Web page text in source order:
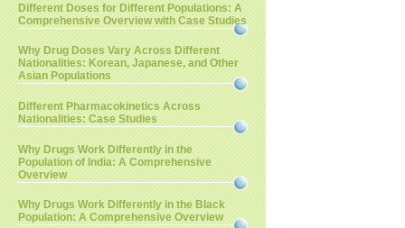
Different Doses for Different Populations: A
Comprehensive Overview with Case Studies
Why Drug Doses Vary Across Different
Nationalities: Korean, Japanese, and Other
Asian Populations
Different Pharmacokinetics Across
Nationalities: Case Studies
Why Drugs Work Differently in the
Population of India: A Comprehensive
Overview
Why Drugs Work Differently in the Black
Population: A Comprehensive Overview